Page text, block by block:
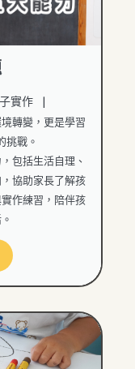
實作 |
轉變，更是學習
挑戰。
包括生活自理、
協助家長了解孩
作練習，陪伴孩